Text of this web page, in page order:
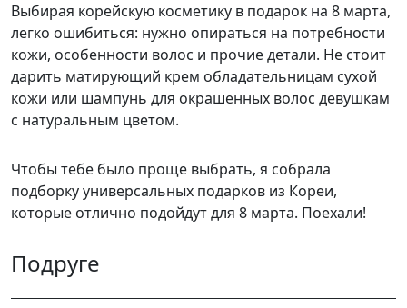
Выбирая корейскую косметику в подарок на 8 марта,
легко ошибиться: нужно опираться на потребности
кожи, особенности волос и прочие детали. Не стоит
дарить матирующий крем обладательницам сухой
кожи или шампунь для окрашенных волос девушкам
с натуральным цветом.
Чтобы тебе было проще выбрать, я собрала
подборку универсальных подарков из Кореи,
которые отлично подойдут для 8 марта. Поехали!
Подруге